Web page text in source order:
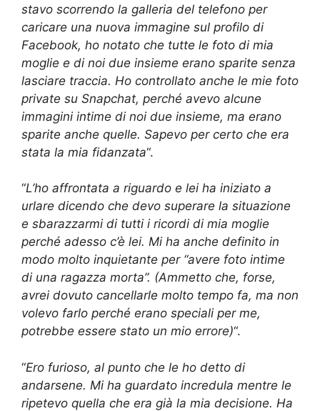
stavo scorrendo la galleria del telefono per
caricare una nuova immagine sul profilo di
Facebook, ho notato che tutte le foto di mia
moglie e di noi due insieme erano sparite senza
lasciare traccia. Ho controllato anche le mie foto
private su Snapchat, perché avevo alcune
immagini intime di noi due insieme, ma erano
sparite anche quelle. Sapevo per certo che era
stata la mia fidanzata“.
“L’ho affrontata a riguardo e lei ha iniziato a
urlare dicendo che devo superare la situazione
e sbarazzarmi di tutti i ricordi di mia moglie
perché adesso c’è lei. Mi ha anche definito in
modo molto inquietante per “avere foto intime
di una ragazza morta”. (Ammetto che, forse,
avrei dovuto cancellarle molto tempo fa, ma non
volevo farlo perché erano speciali per me,
potrebbe essere stato un mio errore)“.
“Ero furioso, al punto che le ho detto di
andarsene. Mi ha guardato incredula mentre le
ripetevo quella che era già la mia decisione. Ha